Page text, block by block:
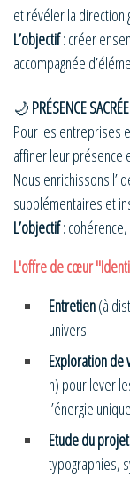
et révéler la direction
L’objectif: créer
accompagnée
🌙 PRÉSENCE SACRÉE
Pour les entreprises
affiner leur présence
Nous enrichissons
supplémentaires et
L’objectif:
L'offre de cœur
Entretien(à
univers.
Exploration
h) pour lever
l’énergie
Etude du
typographies,